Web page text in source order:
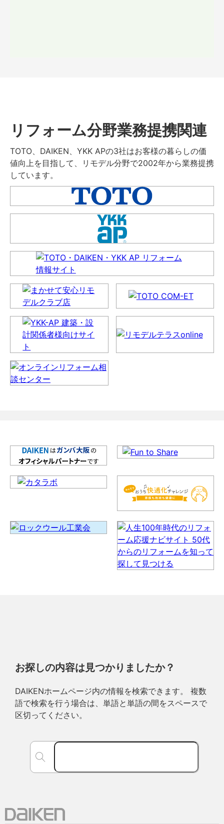
リフォーム分野業務提携関連
TOTO、DAIKEN、YKK APの3社はお客様の暮らしの価
値向上を目指して、リモデル分野で2002年から業務提携
しています。
お探しの内容は見つかりましたか？
DAIKENホームページ内の情報を検索できます。 複数
語で検索を行う場合は、単語と単語の間をスペースで
区切ってください。